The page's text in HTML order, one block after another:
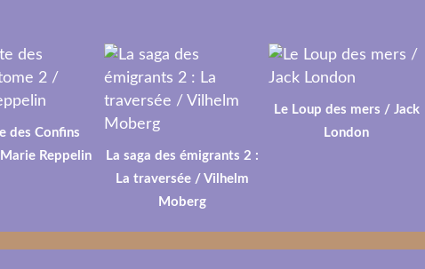
des Confins
Reppelin
La saga des émigrants 2 :
La traversée / Vilhelm
Moberg
Le Loup des mers / Jack
London